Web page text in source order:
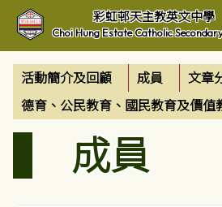
彩虹邨天主教英文中學
Choi Hung Estate Catholic
活動簡介及回顧 成員
文章
德育、公民教育、國民教育及價值
成員